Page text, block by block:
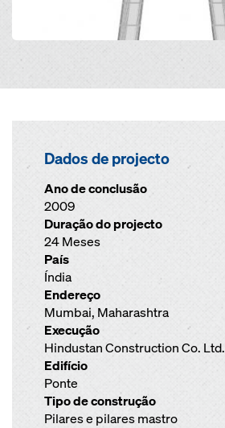
Dados de projecto
Ano de conclusão
2009
Duração do projecto
24 Meses
País
Índia
Endereço
Mumbai, Maharashtra
Execução
Hindustan Construction Co. Ltd.
Edifício
Ponte
Tipo de construção
Pilares e pilares mastro